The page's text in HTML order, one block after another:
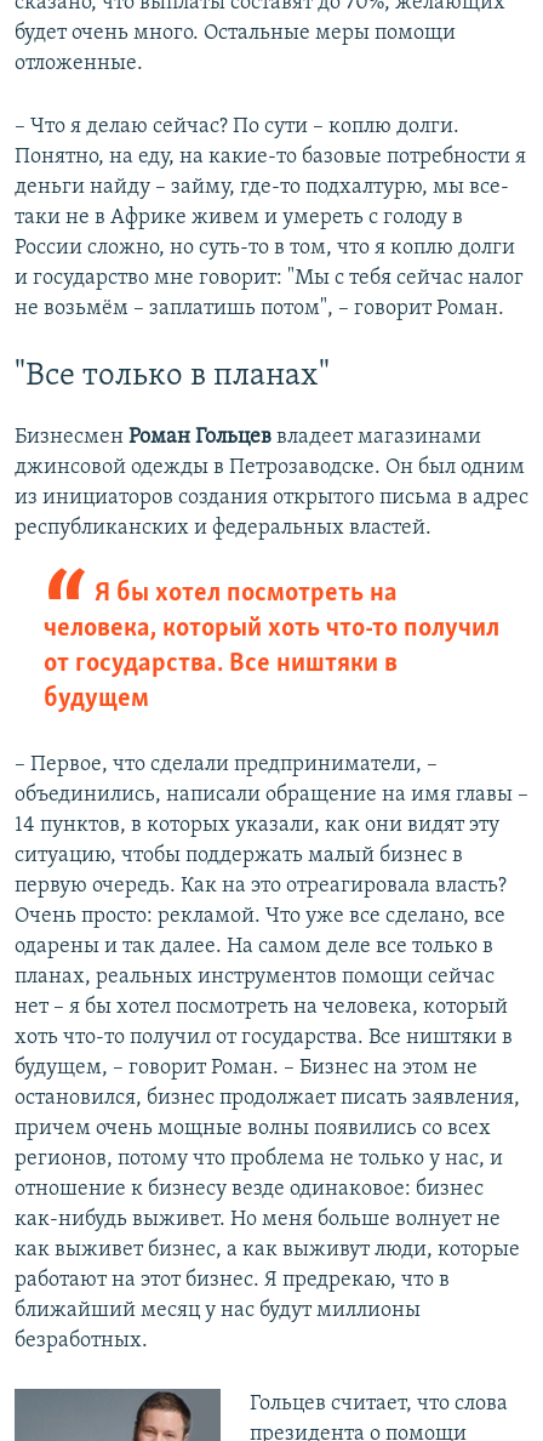
будет очень много. Остальные меры помощи
отложенные.
– Что я делаю сейчас? По сути – коплю долги.
Понятно, на еду, на какие-то базовые потребности я
деньги найду – займу, где-то подхалтурю, мы все-
таки не в Африке живем и умереть с голоду в
России сложно, но суть-то в том, что я коплю долги
и государство мне говорит: "Мы с тебя сейчас налог
не возьмём – заплатишь потом", – говорит Роман.
"Все только в планах"
Бизнесмен Роман Гольцев владеет магазинами
джинсовой одежды в Петрозаводске. Он был одним
из инициаторов создания открытого письма в адрес
республиканских и федеральных властей.
Я бы хотел посмотреть на
человека, который хоть что-то получил
от государства. Все ништяки в
будущем
– Первое, что сделали предприниматели, –
объединились, написали обращение на имя главы –
14 пунктов, в которых указали, как они видят эту
ситуацию, чтобы поддержать малый бизнес в
первую очередь. Как на это отреагировала власть?
Очень просто: рекламой. Что уже все сделано, все
одарены и так далее. На самом деле все только в
планах, реальных инструментов помощи сейчас
нет – я бы хотел посмотреть на человека, который
хоть что-то получил от государства. Все ништяки в
будущем, – говорит Роман. – Бизнес на этом не
остановился, бизнес продолжает писать заявления,
причем очень мощные волны появились со всех
регионов, потому что проблема не только у нас, и
отношение к бизнесу везде одинаковое: бизнес
как-нибудь выживет. Но меня больше волнует не
как выживет бизнес, а как выживут люди, которые
работают на этот бизнес. Я предрекаю, что в
ближайший месяц у нас будут миллионы
безработных.
Гольцев считает, что слова
президента о помощи